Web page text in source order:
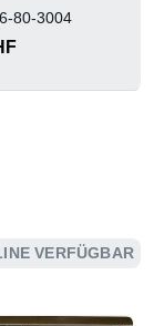
80-3004
VERFÜGBAR